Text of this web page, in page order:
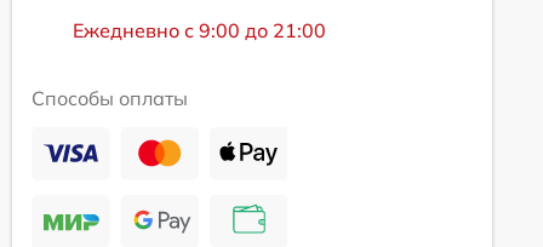
Ежедневно с 9:00 до 21:00
Способы оплаты